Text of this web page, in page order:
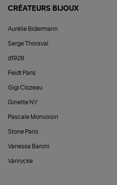
CRÉATEURS BIJOUX
Aurélie Bidermann
Serge Thoraval
d1928
Feidt Paris
Gigi Clozeau
Ginette NY
Pascale Monvoisin
Stone Paris
Vanessa Baroni
Vanrycke